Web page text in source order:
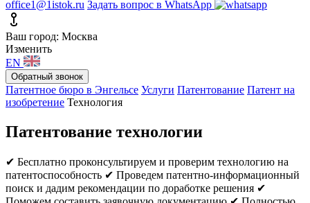
office1@1istok.ru Задать вопрос в WhatsApp
Ваш город: Москва
Изменить
EN
Обратный звонок
Патентное бюро в Энгельсе Услуги Патентование Патент на
изобретение Технология
Патентование технологии
✔ Бесплатно проконсультируем и проверим технологию на
патентоспособность ✔ Проведем патентно-информационный
поиск и дадим рекомендации по доработке решения ✔